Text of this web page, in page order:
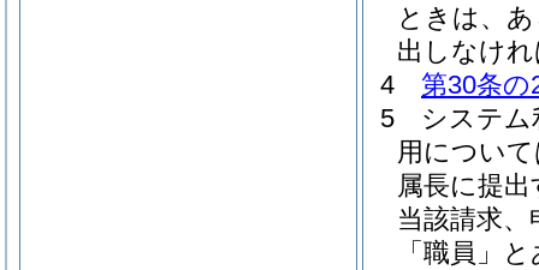
ときは、
出しなけ
4
第30条の
5
システム
用につい
属長に提
当該請求
「職員」